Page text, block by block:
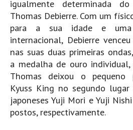
Parede
Carcavelos HD
Carcavelos Secret HD
Carcavelos - Calhau
COSTA DA CAPARICA HD
Costa da Caparica - C.I.Surf HD
Costa da Caparica - Praia Norte HD
Costa da Caparica - Praia CDS - HD
igualmente determinada
Thomas Debierre. Com um
para a sua idade e uma
internacional, Debierre
nas suas duas primeiras
a medalha de ouro
Thomas deixou o pequeno
Kyuss King no segundo
japoneses Yuji Mori e Yuji
postos, respectivamente.